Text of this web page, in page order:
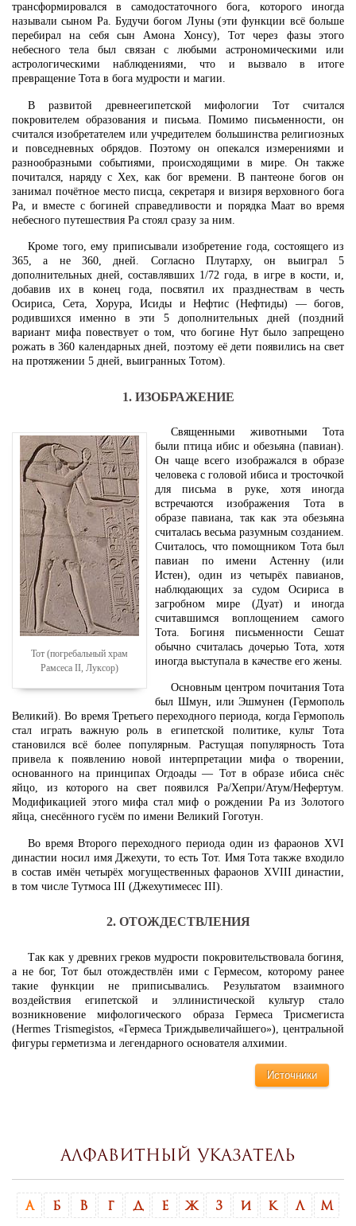
трансформировался в самодостаточного бога, которого иногда
называли сыном Ра. Будучи богом Луны (эти функции всё больше
перебирал на себя сын Амона Хонсу), Тот через фазы этого
небесного тела был связан с любыми астрономическими или
астрологическими наблюдениями, что и вызвало в итоге
превращение Тота в бога мудрости и магии.
В развитой древнеегипетской мифологии Тот считался
покровителем образования и письма. Помимо письменности, он
считался изобретателем или учредителем большинства религиозных
и повседневных обрядов. Поэтому он опекался измерениями и
разнообразными событиями, происходящими в мире. Он также
почитался, наряду с Хех, как бог времени. В пантеоне богов он
занимал почётное место писца, секретаря и визиря верховного бога
Ра, и вместе с богиней справедливости и порядка Маат во время
небесного путешествия Ра стоял сразу за ним.
Кроме того, ему приписывали изобретение года, состоящего из
365, а не 360, дней. Согласно Плутарху, он выиграл 5
дополнительных дней, составлявших 1/72 года, в игре в кости, и,
добавив их в конец года, посвятил их празднествам в честь
Осириса, Сета, Хорура, Исиды и Нефтис (Нефтиды) — богов,
родившихся именно в эти 5 дополнительных дней (поздний
вариант мифа повествует о том, что богине Нут было запрещено
рожать в 360 календарных дней, поэтому её дети появились на свет
на протяжении 5 дней, выигранных Тотом).
1. ИЗОБРАЖЕНИЕ
Тот (погребальный храм
Рамсеса II, Луксор)
Священными животными Тота
были птица ибис и обезьяна (павиан).
Он чаще всего изображался в образе
человека с головой ибиса и тросточкой
для письма в руке, хотя иногда
встречаются изображения Тота в
образе павиана, так как эта обезьяна
считалась весьма разумным созданием.
Считалось, что помощником Тота был
павиан по имени Астенну (или
Истен), один из четырёх павианов,
наблюдающих за судом Осириса в
загробном мире (Дуат) и иногда
считавшимся воплощением самого
Тота. Богиня письменности Сешат
обычно считалась дочерью Тота, хотя
иногда выступала в качестве его жены.
Основным центром почитания Тота
был Шмун, или Эшмунен (Гермополь
Великий). Во время Третьего переходного периода, когда Гермополь
стал играть важную роль в египетской политике, культ Тота
становился всё более популярным. Растущая популярность Тота
привела к появлению новой интерпретации мифа о творении,
основанного на принципах Огдоады — Тот в образе ибиса снёс
яйцо, из которого на свет появился Ра/Хепри/Атум/Нефертум.
Модификацией этого мифа стал миф о рождении Ра из Золотого
яйца, снесённого гусём по имени Великий Гоготун.
Во время Второго переходного периода один из фараонов XVI
династии носил имя Джехути, то есть Тот. Имя Тота также входило
в состав имён четырёх могущественных фараонов XVIII династии,
в том числе Тутмоса III (Джехутимесес III).
2. ОТОЖДЕСТВЛЕНИЯ
Так как у древних греков мудрости покровительствовала богиня,
а не бог, Тот был отождествлён ими с Гермесом, которому ранее
такие функции не приписывались. Результатом взаимного
воздействия египетской и эллинистической культур стало
возникновение мифологического образа Гермеса Трисмегиста
(Hermes Trismegistos, «Гермеса Триждывеличайшего»), центральной
фигуры герметизма и легендарного основателя алхимии.
Источники
Алфавитный указатель
А Б В Г Д Е Ж З И К Л М